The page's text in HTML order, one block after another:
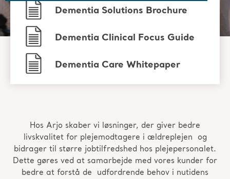
Dementia Solutions Brochure
Dementia Clinical Focus Guide
Dementia Care Whitepaper
Hos Arjo skaber vi løsninger, der giver bedre
livskvalitet for plejemodtagere i ældreplejen
og
bidrager til større jobtilfredshed hos plejepersonalet.
Dette gøres ved at samarbejde med vores kunder for
bedre at forstå de
udfordrende behov i nutidens